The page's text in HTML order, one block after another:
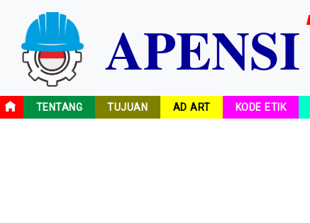
APENSI
TENTANG TUJUAN AD ART KODE ETIK